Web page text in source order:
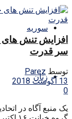
سوریه
زنان
افزایش تنش های
سر قدرت
توسط Parez
13 آگوست 2018
0
یک منبع آگاه در